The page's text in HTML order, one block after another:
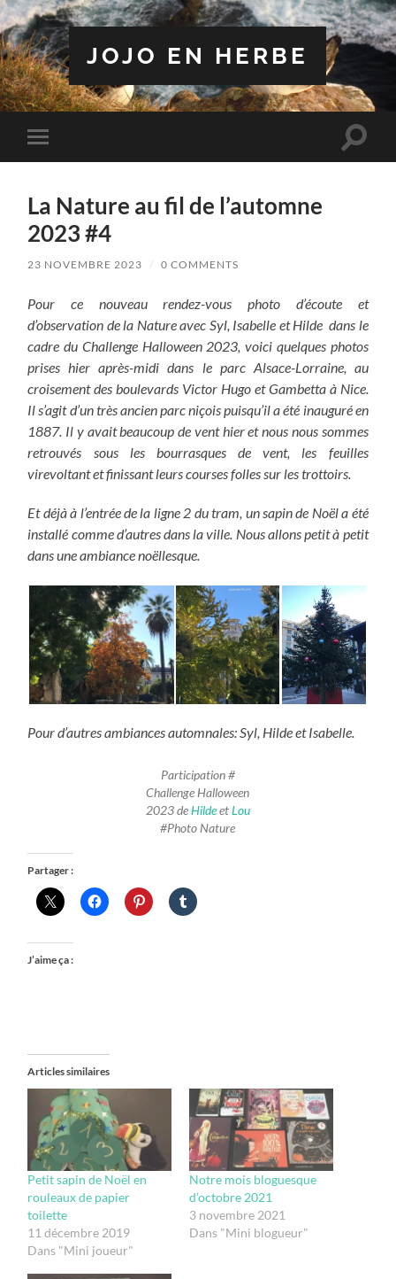
JOJO EN HERBE
Toggle
mobile
Toggle
La Nature au fil de l’automne
2023 #4
23 NOVEMBRE 2023 / 0 COMMENTS
Pour ce nouveau rendez-vous photo d’écoute et
d’observation de la Nature avec Syl, Isabelle et Hilde dans le
cadre du Challenge Halloween 2023, voici quelques photos
prises hier après-midi dans le parc Alsace-Lorraine, au
croisement des boulevards Victor Hugo et Gambetta à Nice.
Il s’agit d’un très ancien parc niçois puisqu’il a été inauguré en
1887. Il y avait beaucoup de vent hier et nous nous sommes
retrouvés sous les bourrasques de vent, les feuilles
virevoltant et finissant leurs courses folles sur les trottoirs.
Et déjà à l’entrée de la ligne 2 du tram, un sapin de Noël a été
installé comme d’autres dans la ville. Nous allons petit à petit
dans une ambiance noëllesque.
Pour d’autres ambiances automnales: Syl, Hilde et Isabelle.
Participation #
Challenge Halloween
2023 deHildeetLou
#Photo Nature
Partager :
J’aime ça :
Articles similaires
Petit sapin de Noël en
rouleaux de papier
toilette
11 décembre 2019
Dans "Mini joueur"
Notre mois bloguesque
d’octobre 2021
3 novembre 2021
Dans "Mini blogueur"